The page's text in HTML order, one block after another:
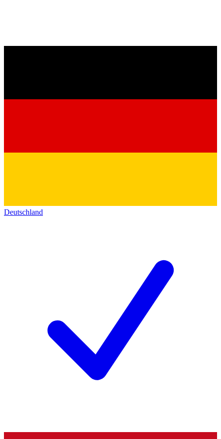
Deutschland